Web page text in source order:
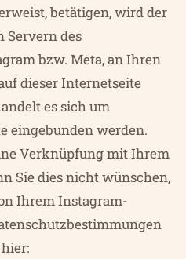
betätigen, wird der
Servern des
bzw. Meta, an Ihren
dieser Internetseite
es sich um
eingebunden werden.
Verknüpfung mit Ihrem
Sie dies nicht wünschen,
Ihrem Instagram-